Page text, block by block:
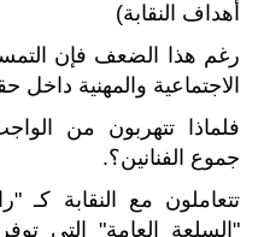
أهداف النقابة)
رغم هذا الضعف فإن
الاجتماعية والمهنية داخل
فلماذا تتهربون من
جموع الفنانين؟.
تتعاملون مع النقابة كـ
"السلعة العامة" التي